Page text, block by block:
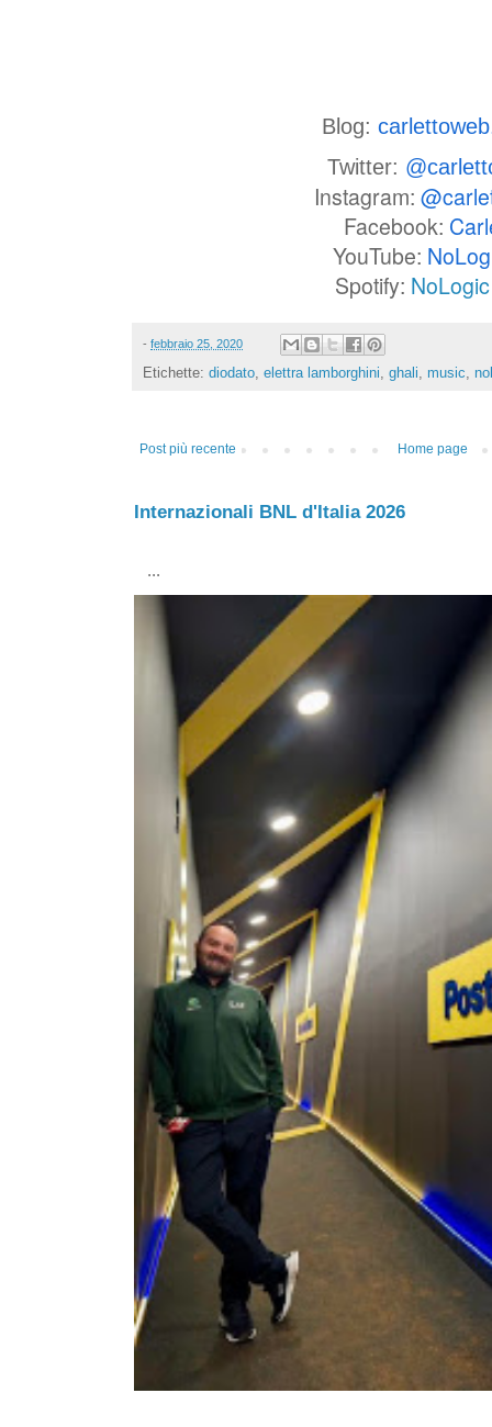
Blog:
Twitter:
Instagram:
Facebook:
YouTube:
Spotify:
- febbraio 25, 2020
Etichette: diodato, elettra lamborghini, ghali, music,
Post più recente Home page
Internazionali BNL d'Italia 2026
...